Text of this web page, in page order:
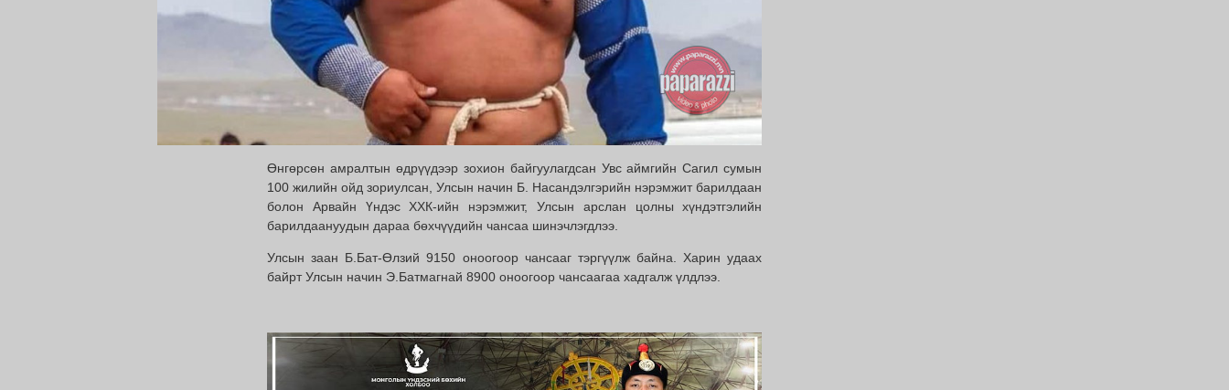
Өнгөрсөн амралтын өдрүүдээр зохион байгуулагдсан Увс аймгийн Сагил сумын
100 жилийн ойд зориулсан, Улсын начин Б. Насандэлгэрийн нэрэмжит барилдаан
болон Арвайн Үндэс ХХК-ийн нэрэмжит, Улсын арслан цолны хүндэтгэлийн
барилдаануудын дараа бөхчүүдийн чансаа шинэчлэгдлээ.
Улсын заан Б.Бат-Өлзий 9150 оноогоор чансааг тэргүүлж байна. Харин удаах
байрт Улсын начин Э.Батмагнай 8900 оноогоор чансаагаа хадгалж үлдлээ.